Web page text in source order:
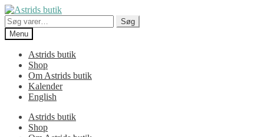
Spring
til
navigation
Spring
til
indhold
Søg
efter:
Søg
Menu
Astrids butik
Shop
Om Astrids butik
Kalender
English
Astrids butik
Shop